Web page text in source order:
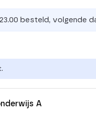
besteld, volgende
A